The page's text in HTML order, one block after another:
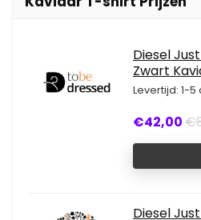
Diesel
Zwart
Levertijd: 1-
€42,00
Diesel